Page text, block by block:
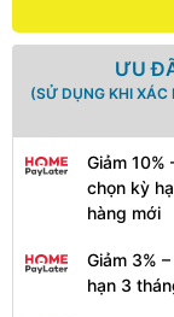
ƯU
(SỬ DỤNG KHI XÁC
Giảm
chọn kỳ
hàng mới
Giảm 3%
hạn 3